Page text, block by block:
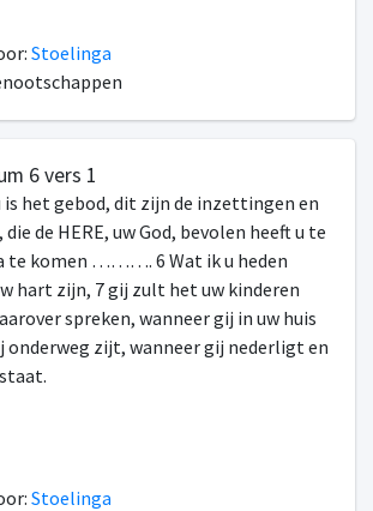
Stoelinga
6 vers 1
is het gebod, dit zijn de inzettingen en
de HERE, uw God, bevolen heeft u te
te komen ………. 6 Wat ik u heden
hart zijn, 7 gij zult het uw kinderen
spreken, wanneer gij in uw huis
onderweg zijt, wanneer gij nederligt en
Stoelinga